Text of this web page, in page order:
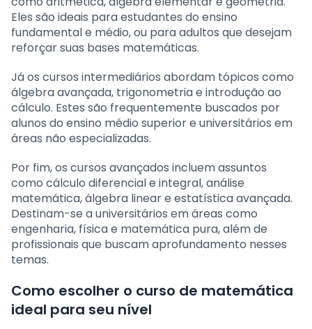
Eles são ideais para estudantes do ensino
fundamental e médio, ou para adultos que desejam
reforçar suas bases matemáticas.
Já os cursos intermediários abordam tópicos como
álgebra avançada, trigonometria e introdução ao
cálculo. Estes são frequentemente buscados por
alunos do ensino médio superior e universitários em
áreas não especializadas.
Por fim, os cursos avançados incluem assuntos
como cálculo diferencial e integral, análise
matemática, álgebra linear e estatística avançada.
Destinam-se a universitários em áreas como
engenharia, física e matemática pura, além de
profissionais que buscam aprofundamento nesses
temas.
Como escolher o curso de matemática
ideal para seu nível